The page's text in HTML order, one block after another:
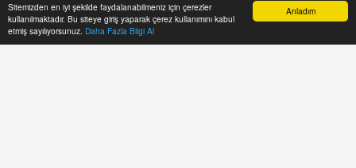
Anladım
Sitemizden en iyi şekilde faydalanabilmeniz için çerezler
kullanılmaktadır. Bu siteye giriş yaparak çerez kullanımını kabul
etmiş sayılıyorsunuz. Daha Fazla Bilgi Al
Anasayfa Yazarlar Haber Ara İhbar Hattı Menu